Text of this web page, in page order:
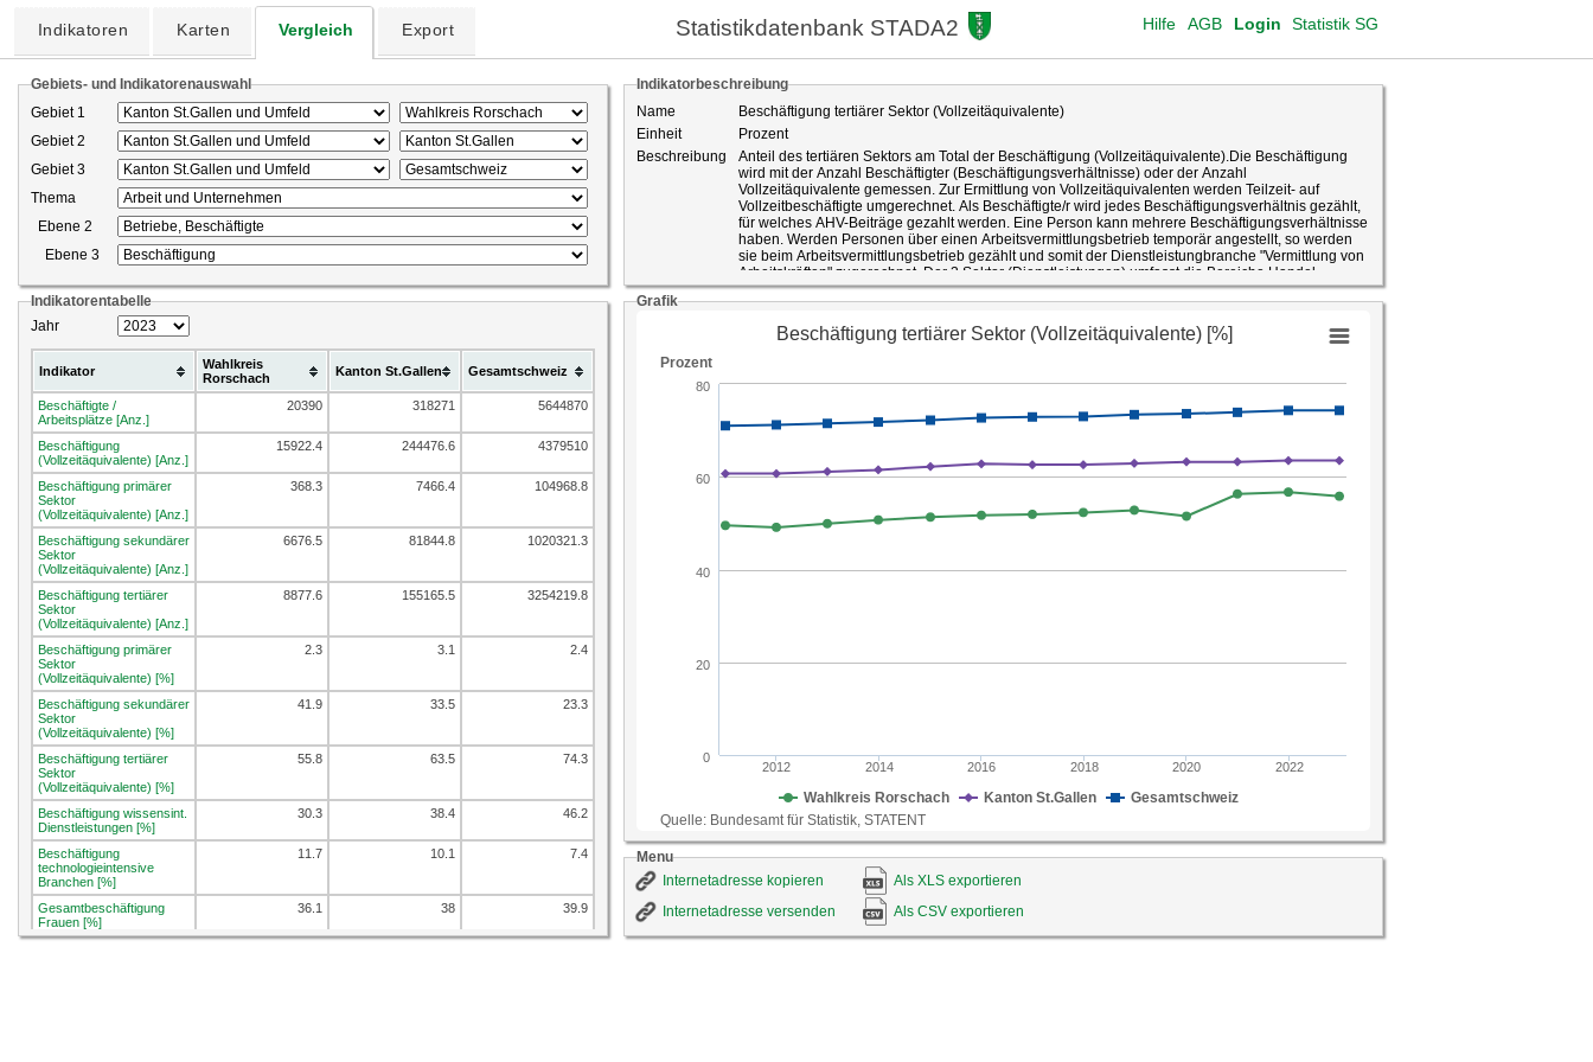
Indikatoren Karten Vergleich Export Statistikdatenbank STADA2 Login Statistik SG
AGB
Hilfe
Gebiets- und Indikatorenauswahl
Gebiet 1
Gebiet 2
Gebiet 3
Thema
Ebene 2
Ebene 3
Indikatorentabelle
Jahr
Indikator
Wahlkreis
Rorschach
Kanton St.Gallen Gesamtschweiz
Beschäftigte /
Arbeitsplätze [Anz.]
20390 318271 5644870
Beschäftigung
(Vollzeitäquivalente) [Anz.]
15922.4 244476.6 4379510
Beschäftigung primärer
Sektor
(Vollzeitäquivalente) [Anz.]
368.3 7466.4 104968.8
Beschäftigung sekundärer
Sektor
(Vollzeitäquivalente) [Anz.]
6676.5 81844.8 1020321.3
Beschäftigung tertiärer
Sektor
(Vollzeitäquivalente) [Anz.]
8877.6 155165.5 3254219.8
Beschäftigung primärer
Sektor
(Vollzeitäquivalente) [%]
2.3 3.1 2.4
Beschäftigung sekundärer
Sektor
(Vollzeitäquivalente) [%]
41.9 33.5 23.3
Beschäftigung tertiärer
Sektor
(Vollzeitäquivalente) [%]
55.8 63.5 74.3
Beschäftigung wissensint.
Dienstleistungen [%]
30.3 38.4 46.2
Beschäftigung
technologieintensive
Branchen [%]
11.7 10.1 7.4
Gesamtbeschäftigung
Frauen [%]
36.1 38 39.9
Indikatorbeschreibung
Name
Beschäftigung tertiärer Sektor (Vollzeitäquivalente)
Einheit
Prozent
Beschreibung
Anteil des tertiären Sektors am Total der Beschäftigung (Vollzeitäquivalente).Die Beschäftigung
wird mit der Anzahl Beschäftigter (Beschäftigungsverhältnisse) oder der Anzahl
Vollzeitäquivalente gemessen. Zur Ermittlung von Vollzeitäquivalenten werden Teilzeit- auf
Vollzeitbeschäftigte umgerechnet. Als Beschäftigte/r wird jedes Beschäftigungsverhältnis gezählt,
für welches AHV-Beiträge gezahlt werden. Eine Person kann mehrere Beschäftigungsverhältnisse
haben. Werden Personen über einen Arbeitsvermittlungsbetrieb temporär angestellt, so werden
sie beim Arbeitsvermittlungsbetrieb gezählt und somit der Dienstleistungbranche "Vermittlung von
Arbeitskräften" zugerechnet. Der 3.Sektor (Dienstleistungen) umfasst die Bereiche Handel,
Reparatur von Motorfahrzeugen, Verkehr und Lagerei, Gastgewerbe und Beherbergung,
Information und Kommunikation, Finanz- u. Versicherungsdienstleistungen, Grundstücks- und
Wohnungswesen, Wissenschaftlich-technische Dienstleistungen, Sonstige wirtschaftliche
Dienstleistungen, Öffentliche Verwaltung, Verteidigung, Sozialversicherung, Erziehung und
ID-Nummer
Bundesamt für Statistik, STATENT
Grafik
Menu
Internetadresse kopieren
Als XLS exportieren
Internetadresse versenden
Als CSV exportieren